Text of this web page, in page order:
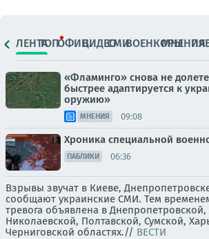
ЛЕНТАТОПОФИЦ.ВИДЕОСМИВОЕНКОРЫМНЕНИЯ
«Фламинго» снова не
быстрее адаптируется к
оружию»
МНЕНИЯ 09:08
Хроника специальной
ПАБЛИКИ 06:36
Взрывы звучат в Киеве,
сообщают украинские СМИ. Тем
тревога объявлена в Днепропетровской,
Николаевской, Полтавской, Сумской,
Черниговской областях.// ВЕСТИ